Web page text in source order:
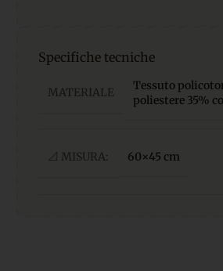
Specifiche tecniche
MATERIALE
Tessuto
poliestere 35%
📐 MISURA: 60×45 cm